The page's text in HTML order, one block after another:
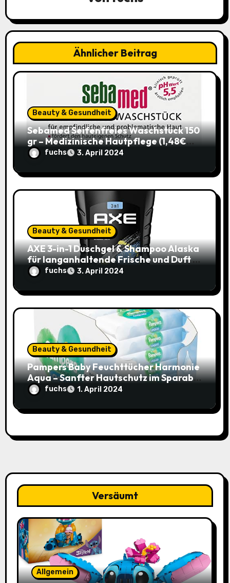
i
g
a
o
Ähnlicher Beitrag
Beauty & Gesundheit
Sebamed Seifenfreies Waschstück 150
gr – Medizinische Hautpflege (1,48€
statt 1,99€)
fuchs 3. April 2024
Beauty & Gesundheit
AXE 3-in-1 Duschgel & Shampoo Alaska
für langanhaltende Frische und Duft –
Sparangebot nur 1,79€ statt 2,65€
fuchs 3. April 2024
Beauty & Gesundheit
Pampers Baby Feuchttücher Harmonie
Aqua – Sanfter Hautschutz im Sparabo
für nur 25,44€ (15% Rabatt)
fuchs 1. April 2024
Versäumt
Allgemein